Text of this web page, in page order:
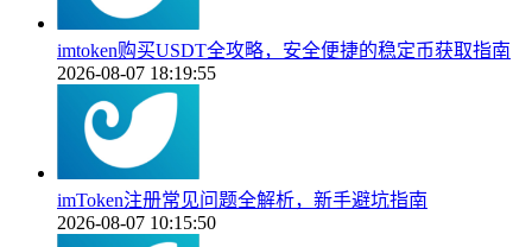
imtoken购买USDT全攻略，安全便捷的稳定币获取指南
2026-08-07 18:19:55
imToken注册常见问题全解析，新手避坑指南
2026-08-07 10:15:50